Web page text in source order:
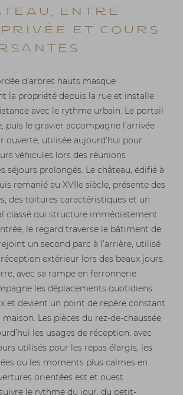
ENTRE
ET COURS
d’arbres hauts masque
la propriété depuis la rue et installe
avec le rythme urbain. Le portail
puis le gravier accompagne l’arrivée
ouverte, utilisée aujourd’hui pour
véhicules lors des réunions
séjours prolongés. Le château, édifié à
remanié au XVIIe siècle, présente des
des toitures caractéristiques et un
classé qui structure immédiatement
le regard traverse le bâtiment de
un second parc à l’arrière, utilisé
extérieur lors des beaux jours.
avec sa rampe en ferronnerie
les déplacements quotidiens
et devient un point de repère constant
maison. Les pièces du rez-de-chaussée
les usages de réception, avec
utilisés pour les repas élargis, les
ou les moments plus calmes en
orientées est et ouest
le rythme du jour, du petit-